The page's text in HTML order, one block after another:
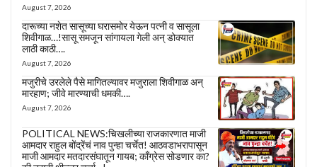
August 7, 2026
दारूच्या नशेत सासूच्या घरासमोर येऊन पत्नी व सासूला
शिवीगाळ…!सासू समजून सांगायला गेली अन् डोक्यात
लाठी काठी….
August 7, 2026
मजुरीचे उरलेले पैसे मागितल्यावर मजुराला शिवीगाळ अन्
मारहाण; जीवे मारण्याची धमकी….
August 7, 2026
POLITICAL NEWS:चिखलीच्या राजकारणात माजी
आमदार राहुल बोंद्रेंचं नाव पुन्हा चर्चेत! आठवडाभरापासून
माजी आमदार मतदारसंघातून गायब; काँग्रेस सोडणार का?